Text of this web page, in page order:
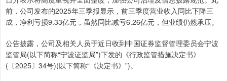
前，公司发布的2025年三季报显示，前三季度营业收入同比下降三
成，净利亏损9.33亿元，虽然同比减亏6.26亿元，但业绩仍然承压。
公告披露，公司及相关人员于近日收到中国证券监督管理委员会宁波
监管局(以下简称“宁波证监局”)下发的《行政监管措施决定书》
(〔2025〕34号)(以下简称“《决定书》”)。